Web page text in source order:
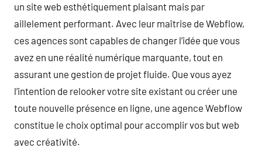
un site web esthétiquement plaisant mais par
aillelement performant. Avec leur maîtrise de Webflow,
ces agences sont capables de changer l’idée que vous
avez en une réalité numérique marquante, tout en
assurant une gestion de projet fluide. Que vous ayez
l’intention de relooker votre site existant ou créer une
toute nouvelle présence en ligne, une agence Webflow
constitue le choix optimal pour accomplir vos but web
avec créativité.